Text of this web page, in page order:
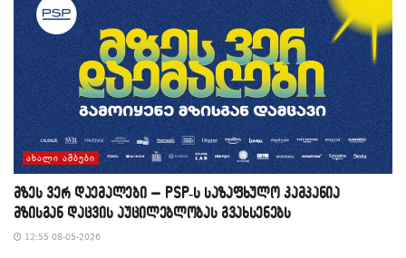
ᲐᲮᲐᲚᲘ ᲐᲛᲑᲔᲑᲘ
მზეს ვერ დაემალები – PSP-ს საზაფხულო კამპანია
მზისგან დაცვის აუცილებლობას გვახსენებს
12:55 08-05-2026